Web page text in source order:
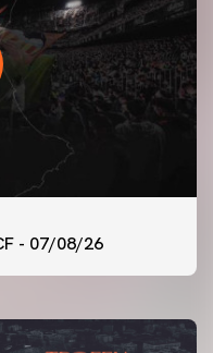
- 07/08/26
CF 7/8/2026